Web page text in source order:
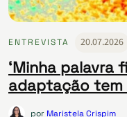
ENTREVISTA 20.07.2026
‘Minha palavra
adaptação tem
por Maristela Crispim